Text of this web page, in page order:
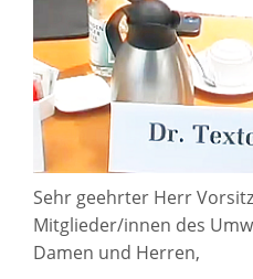
Sehr geehrter Herr
Mitglieder/innen des
Damen und Herren,